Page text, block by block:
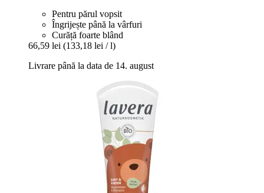
Pentru părul vopsit
Îngrijește până la vârfuri
Curăță foarte blând
66,59 lei (133,18 lei / l)
Livrare până la data de 14. august